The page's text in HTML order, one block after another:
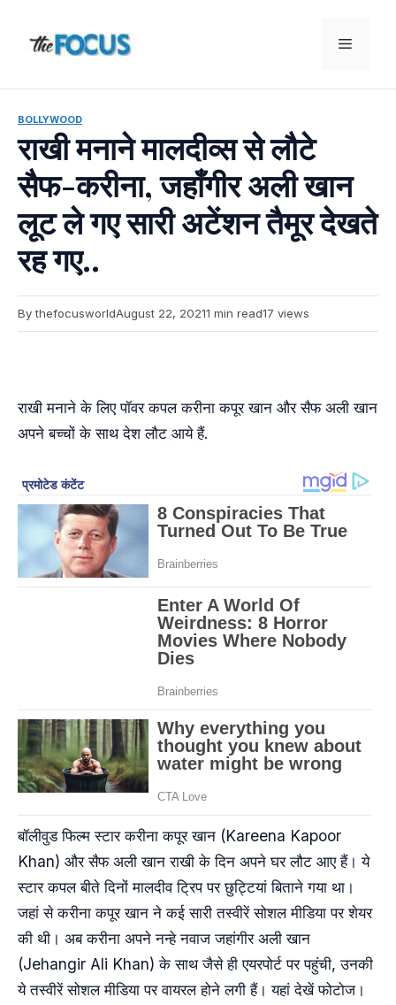
content
Menu
BOLLYWOOD
राखी मनाने मालदीव्स से लौटे
सैफ-करीना, जहाँगीर अली खान
लूट ले गए सारी अटेंशन तैमूर देखते
रह गए..
By thefocusworldAugust 22, 20211 min read17 views
राखी मनाने के लिए पॉवर कपल करीना कपूर खान और सैफ अली खान
अपने बच्चों के साथ देश लौट आये हैं.
बॉलीवुड फिल्म स्टार करीना कपूर खान (Kareena Kapoor
Khan) और सैफ अली खान राखी के दिन अपने घर लौट आए हैं। ये
स्टार कपल बीते दिनों मालदीव ट्रिप पर छुट्टियां बिताने गया था।
जहां से करीना कपूर खान ने कई सारी तस्वीरें सोशल मीडिया पर शेयर
की थी। अब करीना अपने नन्हे नवाज जहांगीर अली खान
(Jehangir Ali Khan) के साथ जैसे ही एयरपोर्ट पर पहुंची, उनकी
ये तस्वीरें सोशल मीडिया पर वायरल होने लगी हैं। यहां देखें फोटोज।